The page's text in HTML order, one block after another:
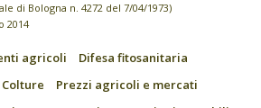
di Bologna n. 4272 del 7/04/1973)
2014
agricoli
Difesa fitosanitaria
Colture
Prezzi agricoli e mercati